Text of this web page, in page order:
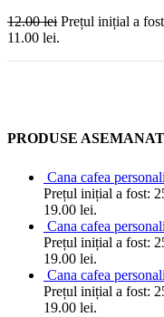
12.00lei Prețul inițial a
11.00 lei.
PRODUSE
Cana cafea
Prețul inițial a fost:
19.00 lei.
Cana cafea
Prețul inițial a fost:
19.00 lei.
Cana cafea
Prețul inițial a fost:
19.00 lei.